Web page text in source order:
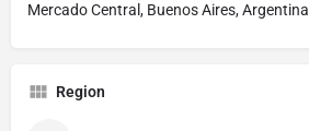
Mercado Central, Buenos Aires, Argentina
Region